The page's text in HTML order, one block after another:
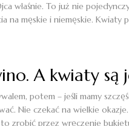
właśnie. To już nie
męskie i niemęskie. Kwiaty
A kwiaty są
potem – jeśli mamy
Nie czekać na wielkie
zrobić przez wręczenie